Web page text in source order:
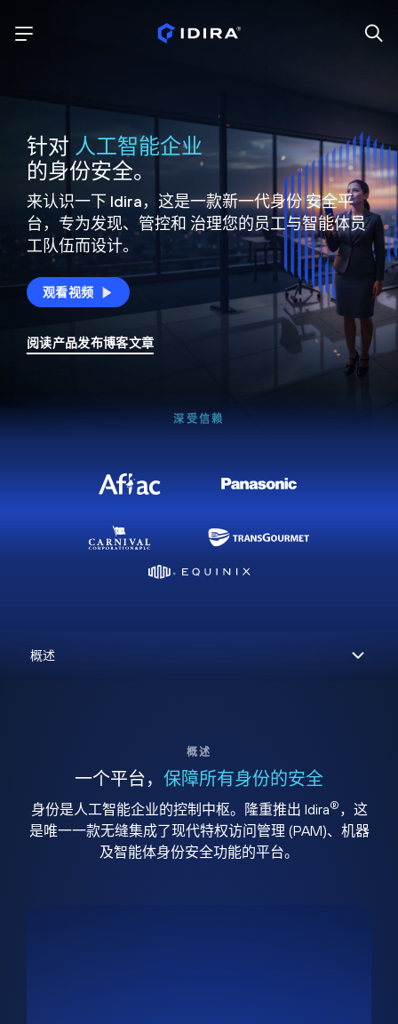
针对 人工智能企业
的身份安全。
来认识一下 Idira，这是一款新一代身份安全平
台，专为发现、管控和 治理您的员工与智能体员
工队伍而设计。
观看视频
阅读产品发布博客文章
深受信赖
概述
一个平台， 保障所有身份的安全
身份是人工智能企业的控制中枢。隆重推出 Idira® ，这
是唯一一款无缝集成了现代特权访问管理 (PAM)、机器
及智能体身份安全功能的平台。